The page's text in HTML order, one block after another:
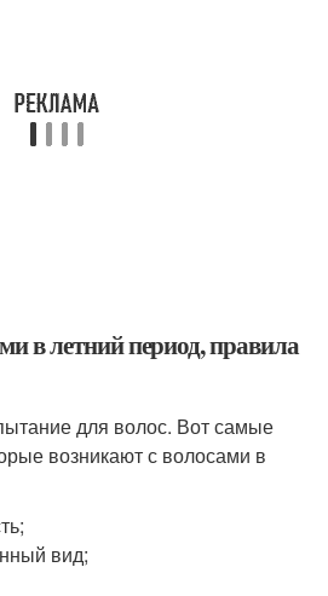
в летний период, правила
для волос. Вот самые
возникают с волосами в
вид;